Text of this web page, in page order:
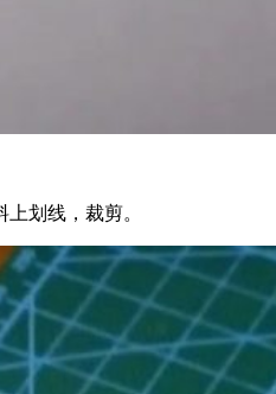
划线，裁剪。